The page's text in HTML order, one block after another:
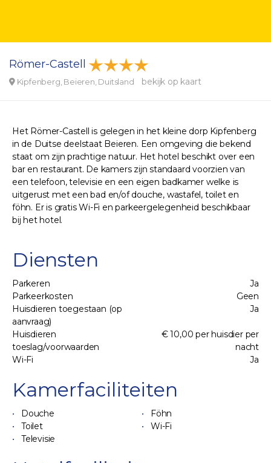
Römer-Castell
Kipfenberg, Beieren, Duitsland bekijk op kaart
Het Römer-Castell is gelegen in het kleine dorp Kipfenberg
in de Duitse deelstaat Beieren. Een omgeving die bekend
staat om zijn prachtige natuur. Het hotel beschikt over een
bar en restaurant. De kamers zijn standaard voorzien van
een telefoon, televisie en een eigen badkamer welke is
uitgerust met een bad en/of douche, wastafel, toilet en
föhn. Er is gratis Wi-Fi en parkeergelegenheid beschikbaar
bij het hotel.
Diensten
Parkeren
Ja
Parkeerkosten
Geen
Huisdieren toegestaan (op
aanvraag)
Ja
Huisdieren
toeslag/voorwaarden
€ 10,00 per huisdier per
nacht
Wi-Fi
Ja
Kamerfaciliteiten
Douche
Föhn
Toilet
Wi-Fi
Televisie